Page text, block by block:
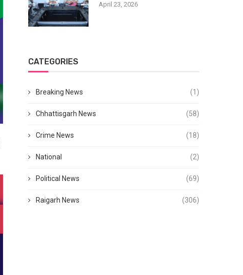
April 23, 2026
CATEGORIES
Breaking News (1)
Chhattisgarh News (58)
Crime News (18)
National (2)
Political News (69)
Raigarh News (306)